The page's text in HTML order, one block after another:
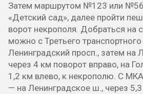
Затем маршрутом №123 или
«Детский сад», далее пройти
ворот некрополя. Добраться на
можно с Третьего
Ленинградский просп., затем на
через 4 км поворот вправо, на
1,2 км влево, к некрополю. С
— на Ленинградское ш., через